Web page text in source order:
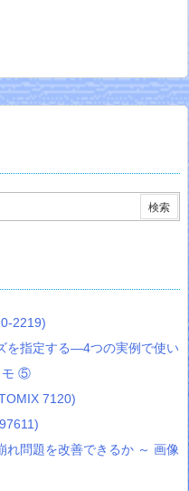
2219)
を指定する―4つの実例で使い
モ ⑤
7120)
れ問題を改善できるか ～ 画像